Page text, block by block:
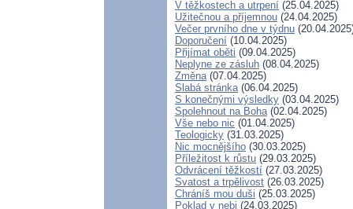
V těžkostech a utrpení (25.04.2025)
Užitečnou a příjemnou (24.04.2025)
Večer prvního dne v týdnu
Doporučení (10.04.2025)
Přijímat oběti (09.04.2025)
Neplyne ze zásluh (08.04.2025)
Změna(07.04.2025)
Slabá stránka(06.04.2025)
S konečnými výsledky (03.04.2025)
Spolehnout na Boha(02.04.2025)
Vše nebo nic (01.04.2025)
Teologicky (31.03.2025)
Nic mocnějšího (30.03.2025)
Příležitost k růstu (29.03.2025)
Odvrácení těžkostí (27.03.2025)
Svatost a trpělivost (26.03.2025)
Chráníš mou duši (25.03.2025)
Poklad v nebi (24.03.2025)